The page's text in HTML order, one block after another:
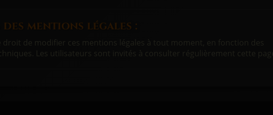
mentions légales :
de modifier ces mentions légales à tout moment, en fonction des
Les utilisateurs sont invités à consulter régulièrement cette page.